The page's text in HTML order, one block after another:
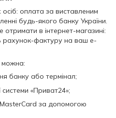
оплата за виставленим
будь-якого банку України.
в інтернет-магазині:
рахунок-фактуру на ваш e-
можна:
банку або термінал;
«Приват24»;
за допомогою